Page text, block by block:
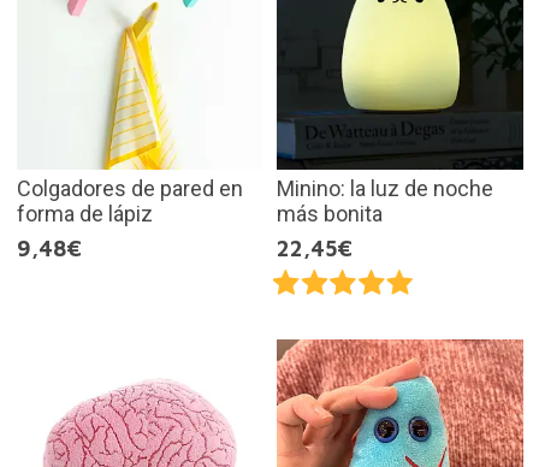
Colgadores de pared en
forma de lápiz
9,48€
Minino: la luz de noche
más bonita
22,45€